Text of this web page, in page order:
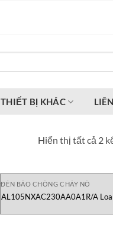
THIẾT BỊ KHÁC
Hiển thị tất cả 2
ĐÈN BÁO CHỐNG CHÁY NỔ
AL105NXAC230AA0A1R/A Loa